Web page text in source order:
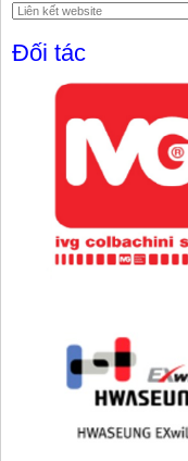
Đối tác